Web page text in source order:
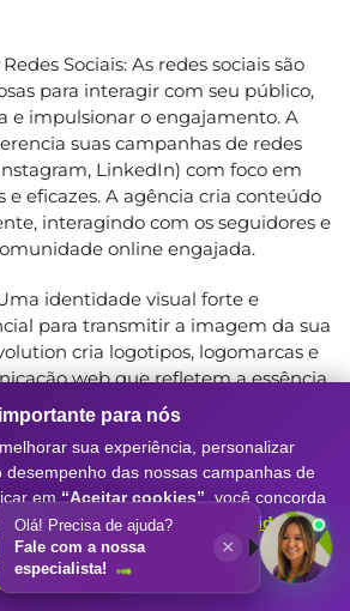
Sociais: As redes sociais são
para interagir com seu público,
e impulsionar o engajamento. A
suas campanhas de redes
LinkedIn) com foco em
e eficazes. A agência cria conteúdo
interagindo com os seguidores e
online engajada.
identidade visual forte e
para transmitir a imagem da sua
cria logotipos, logomarcas e
web que refletem a essência
colabora com designers
que a identidade visual seja
da marca.
Apps e Sistemas: A
plataformas de conversão é crucial.
a implementar sistemas e
a jornada do cliente e
para nós
sua experiência, personalizar
desempenho das nossas campanhas de
em “Aceitar cookies” , você concorda
nossaPolítica de Privacidade.
cookies
Olá! Precisa de ajuda?
Fale com a nossa
especialista!
×